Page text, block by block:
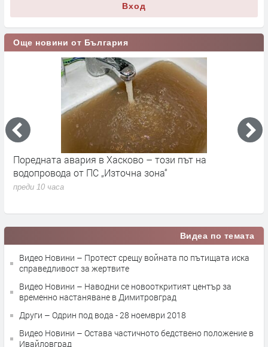
Вход
Още новини от България
Поредната авария в Хасково – този път на
водопровода от ПС „Източна зона“
преди 10 часа
Видеа по темата
Видео Новини – Протест срещу войната по пътищата иска
справедливост за жертвите
Видео Новини – Наводни се новооткритият център за
временно настаняване в Димитровград
Други – Одрин под вода - 28 ноември 2018
Видео Новини – Остава частичното бедствено положение в
Ивайловград